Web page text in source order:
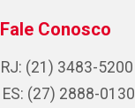
Fale Conosco
RJ: (21) 3483-5200
ES: (27) 2888-0130